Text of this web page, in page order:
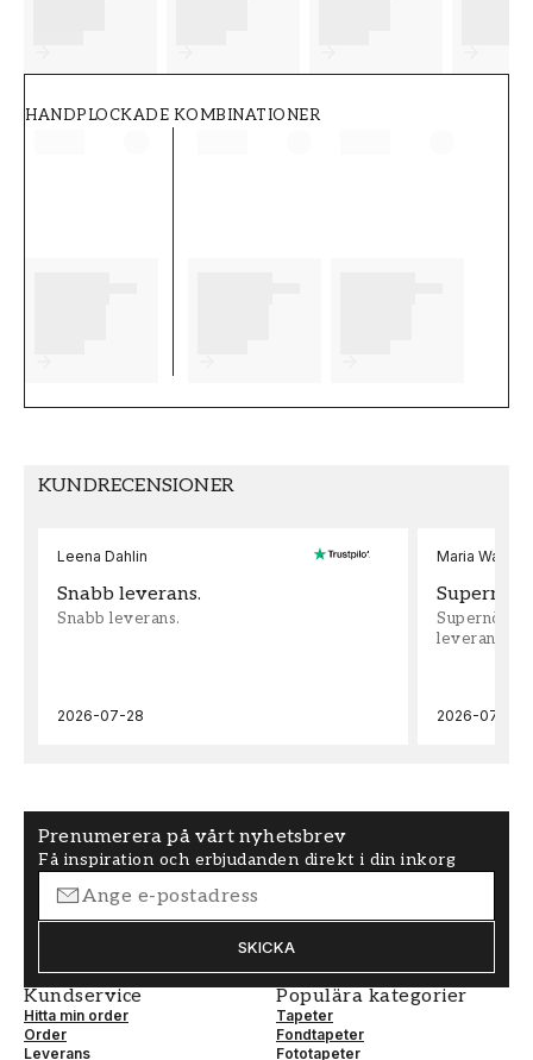
HANDPLOCKADE KOMBINATIONER
KUNDRECENSIONER
Leena Dahlin
Snabb leverans.
Snabb leverans.
2026-07-28
Maria
leveran,
2026-07-22
Prenumerera på vårt nyhetsbrev
Få inspiration och erbjudanden direkt i din inkorg
SKICKA
Kundservice
Hitta min order
Order
Leverans
Populära kategorier
Tapeter
Fondtapeter
Fototapeter